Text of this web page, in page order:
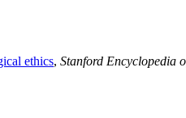
ethics, Stanford Encyclopedia